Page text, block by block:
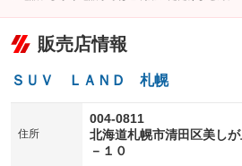
販売店情報
ＳＵＶ ＬＡＮＤ 札幌
住所
004-0811
北海道札幌市清田区美し
－１０